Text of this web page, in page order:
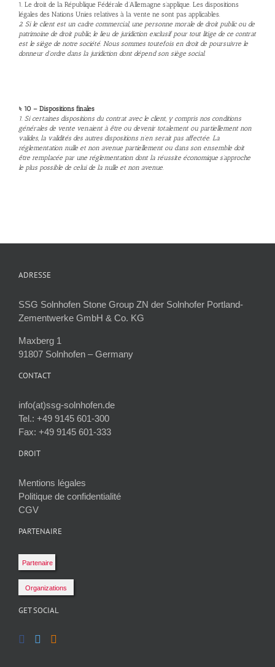
1. Le droit de la République Fédérale d’Allemagne s’applique. Les dispositions
légales des Nations Unies relatives à la vente ne sont pas applicables.
2. Si le client est un cadre commercial, une personne morale de droit public ou de
patrimoine de droit public, le lieu de juridiction exclusif pour tout litige de ce contrat
est le siège de notre société. Nous sommes toutefois en droit de poursuivre le
donneur d’ordre dans la juridiction dont dépend son siège social.
§ 10 – Dispositions finales
1. Si certaines dispositions du contrat avec le client, y compris nos conditions
générales de vente venaient à être ou devenir totalement ou partiellement non
valides, la validités des autres dispositions n’en serait pas affectée. La
réglementation nulle et non avenue partiellement ou dans son ensemble doit
être remplacée par une réglementation dont la réussite économique s’approche
le plus possible de celui de la nulle et non avenue.
ADRESSE
SSG Solnhofen Stone Group ZN der Solnhofer Portland-
Zementwerke GmbH & Co. KG
Maxberg 1
91807 Solnhofen – Germany
CONTACT
info(at)ssg-solnhofen.de
Tel.: +49 9145 601-300
Fax: +49 9145 601-333
DROIT
Mentions légales
Politique de confidentialité
CGV
PARTENAIRE
Partenaire
Organizations
GET SOCIAL